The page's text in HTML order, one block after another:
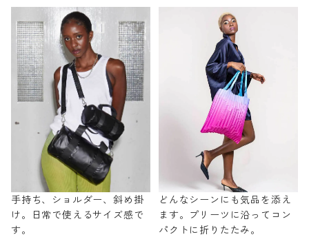
手持ち、ショルダー、斜め掛
け。日常で使えるサイズ感で
す。
どんなシーンにも気品を添え
ます。プリーツに沿ってコン
パクトに折りたたみ。